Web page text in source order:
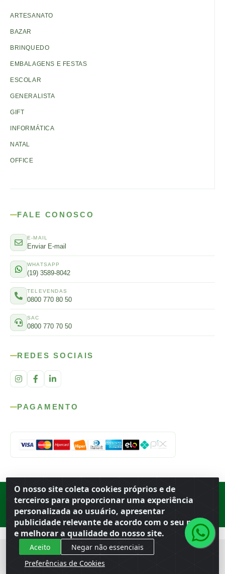
O nosso site coleta cookies próprios e de
terceiros para proporcionar uma experiência
personalizada ao usuário, apresentar
publicidade relevante de acordo com o seu perfil
e melhorar a qualidade do nosso site.
Aceito
Negar não essenciais
Preferências de Cookies
ARTESANATO
BAZAR
BRINQUEDO
EMBALAGENS E FESTAS
ESCOLAR
GENERALISTA
GIFT
INFORMÁTICA
NATAL
OFFICE
FALE CONOSCO
E-MAIL
Enviar E-mail
WHATSAPP
(19) 3589-8042
TELEVENDAS
0800 770 80 50
SAC
0800 770 70 50
REDES SOCIAIS
PAGAMENTO
Rod. SP-215, s/n, km 98 — Área Rural Porto Ferreira ·BR
· CEP
· CNPJ 56.679.863/0001-91
© 2026 Atacado Ideal